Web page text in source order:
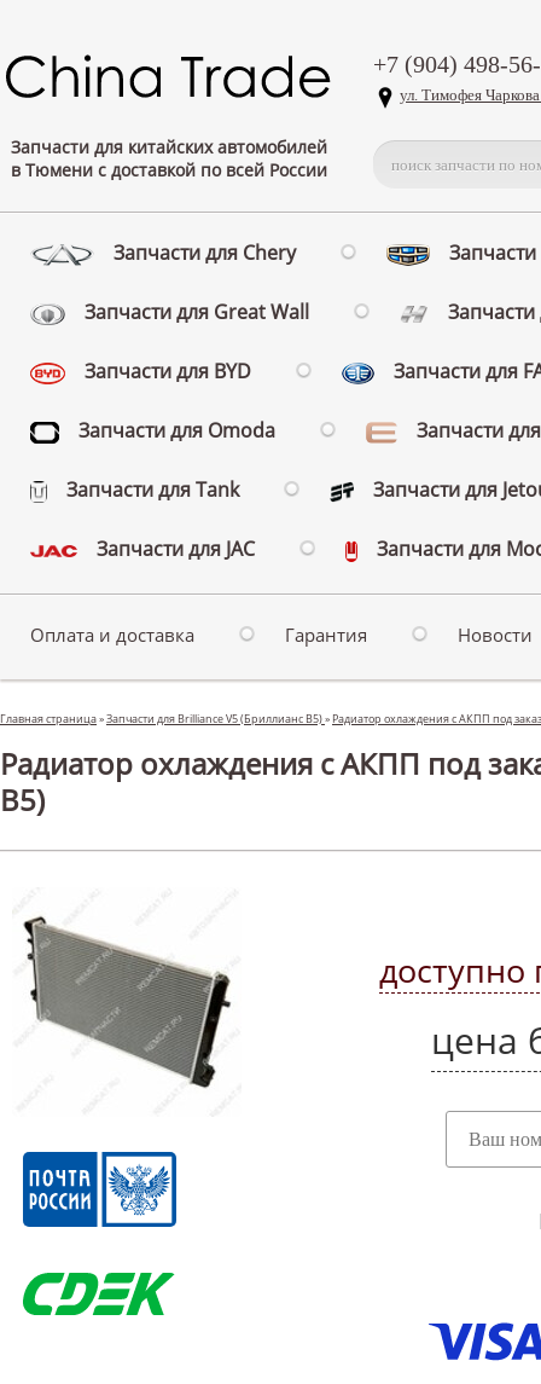
Запчасти для китайских автомобилей
в Тюмени с доставкой по всей России
+7 (904) 498-
ул. Тимофея
Запчасти для Chery
Запчасти для Great Wall
Запчасти для BYD Запчасти для
Запчасти для Omoda Запчасти
Запчасти для Tank Запчасти для
Запчасти для JAC Запчасти для
Оплата и доставка Гарантия Новости
Главная страница»Запчасти для Brilliance V5 (Бриллианс В5)» Радиатор охлаждения с АКПП под
Радиатор охлаждения с АКПП под
В5)
доступно
цена